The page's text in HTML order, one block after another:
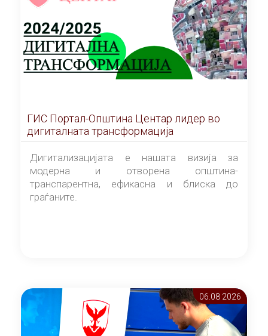
ГИС Портал-Општина Центар лидер во
дигиталната трансформација
Дигитализацијата е нашата визија за
модерна и отворена општина-
транспарентна, ефикасна и блиска до
граѓаните.
06.08 2026